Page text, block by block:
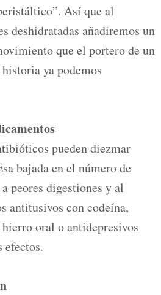
Así que al
deshidratadas añadiremos un
que el portero de un
ya podemos
pueden diezmar
bajada en el número de
peores digestiones y al
antitusivos con codeína,
oral o antidepresivos
efectos.